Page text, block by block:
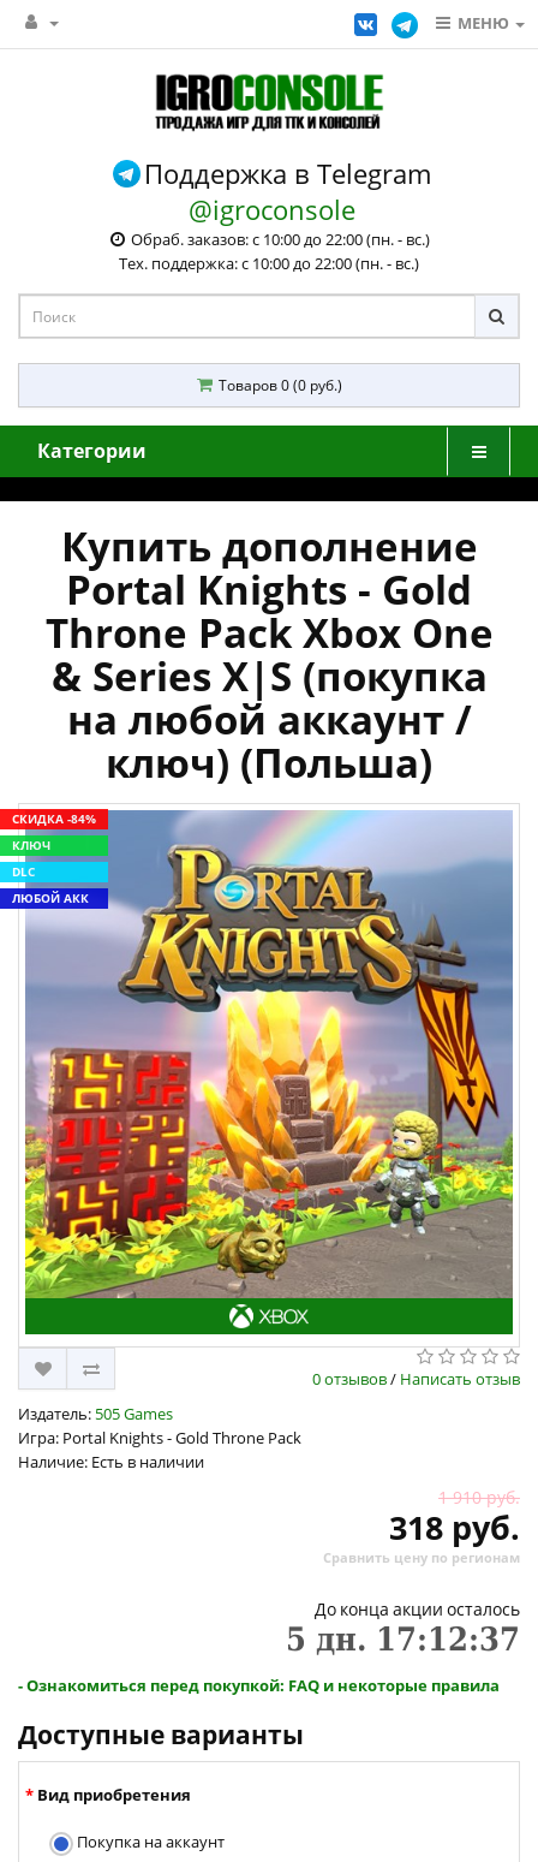
МЕНЮ
Поддержка в Telegram
@igroconsole
Обраб. заказов: с 10:00 до 22:00 (пн. - вс.)
Тех. поддержка: с 10:00 до 22:00 (пн. - вс.)
Товаров 0 (0 руб.)
Категории
Купить дополнение
Portal Knights - Gold
Throne Pack Xbox One
& Series X|S (покупка
на любой аккаунт /
ключ) (Польша)
СКИДКА -84%
КЛЮЧ
DLC
ЛЮБОЙ АКК
0 отзывов/ Написать отзыв
Издатель: 505 Games
Игра: Portal Knights - Gold Throne Pack
Наличие: Есть в наличии
1 910 руб.
318 руб.
Сравнить цену по регионам
До конца акции осталось
5 дн. 17:12:37
- Ознакомиться перед покупкой: FAQ и некоторые правила
Доступные варианты
Вид приобретения
Покупка на аккаунт